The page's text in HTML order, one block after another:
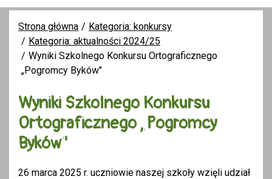
Strona główna
Kategoria: konkursy
Kategoria: aktualności 2024/25
Wyniki Szkolnego Konkursu Ortograficznego
„Pogromcy Byków"
Wyniki Szkolnego Konkursu
Ortograficznego „Pogromcy
Byków"
26 marca 2025 r. uczniowie naszej szkoły wzięli udział